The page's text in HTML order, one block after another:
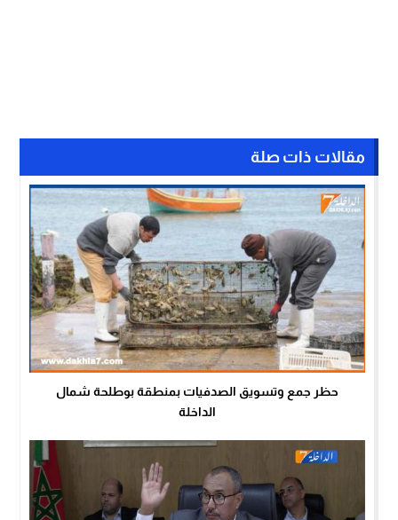
مقالات ذات صلة
حظر جمع وتسويق الصدفيات بمنطقة بوطلحة شمال
الداخلة